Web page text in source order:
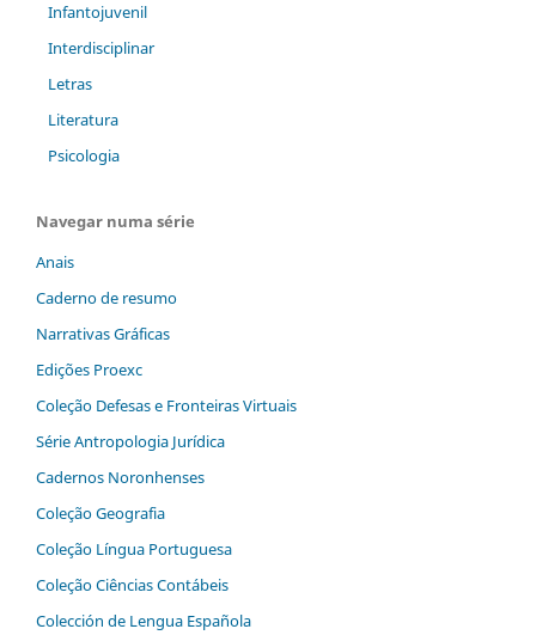
Infantojuvenil
Interdisciplinar
Letras
Literatura
Psicologia
Navegar numa série
Anais
Caderno de resumo
Narrativas Gráficas
Edições Proexc
Coleção Defesas e Fronteiras Virtuais
Série Antropologia Jurídica
Cadernos Noronhenses
Coleção Geografia
Coleção Língua Portuguesa
Coleção Ciências Contábeis
Colección de Lengua Española